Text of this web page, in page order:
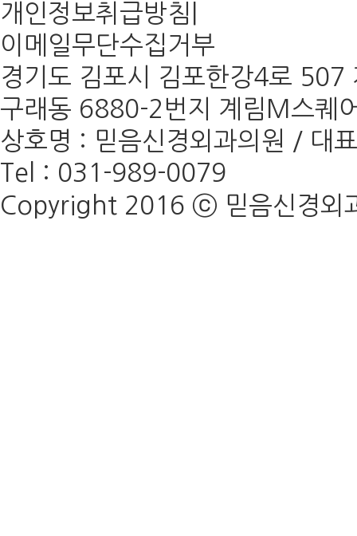
개인정보취급방침
이메일무단수집거부
경기도 김포시 김포한강4로
구래동 6880-2번지 계림M스퀘
상호명 : 믿음신경외과의원 /
Tel : 031-989-0079
Copyright 2016 ⓒ 믿음신경외